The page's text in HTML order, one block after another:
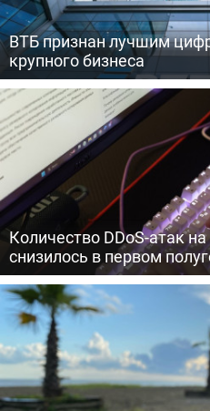
ВТБ признан лучшим
крупного бизнеса
Количество DDoS-атак
снизилось в первом